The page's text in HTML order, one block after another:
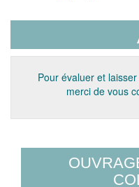
Pour évaluer et
merci de vous